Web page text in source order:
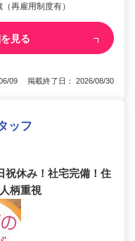
再雇用制度有）
見る
09 掲載終了日： 2026/08/30
ッフ
祝休み！社宅完備！住
柄重視